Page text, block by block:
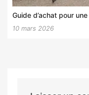
Guide d’achat pour
10 mars 2026